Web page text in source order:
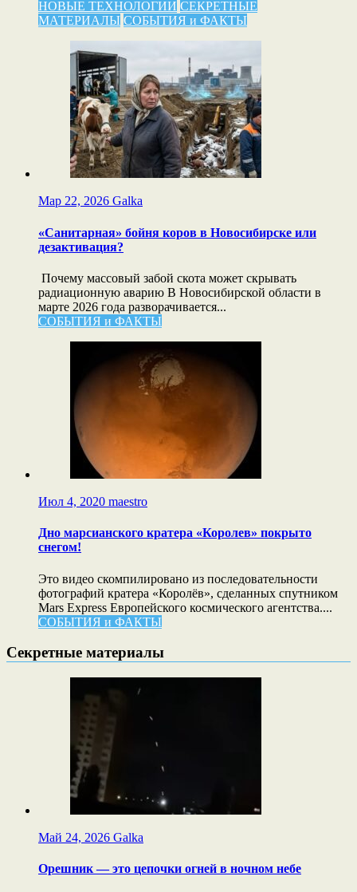
НОВЫЕ ТЕХНОЛОГИИ СЕКРЕТНЫЕ
МАТЕРИАЛЫ СОБЫТИЯ и ФАКТЫ
Мар 22, 2026 Galka
«Санитарная» бойня коров в Новосибирске или
дезактивация?
Почему массовый забой скота может скрывать
радиационную аварию В Новосибирской области в
марте 2026 года разворачивается...
СОБЫТИЯ и ФАКТЫ
Июл 4, 2020 maestro
Дно марсианского кратера «Королев» покрыто
снегом!
Это видео скомпилировано из последовательности
фотографий кратера «Королёв», сделанных спутником
Mars Express Европейского космического агентства....
СОБЫТИЯ и ФАКТЫ
Секретные материалы
Май 24, 2026 Galka
Орешник — это цепочки огней в ночном небе